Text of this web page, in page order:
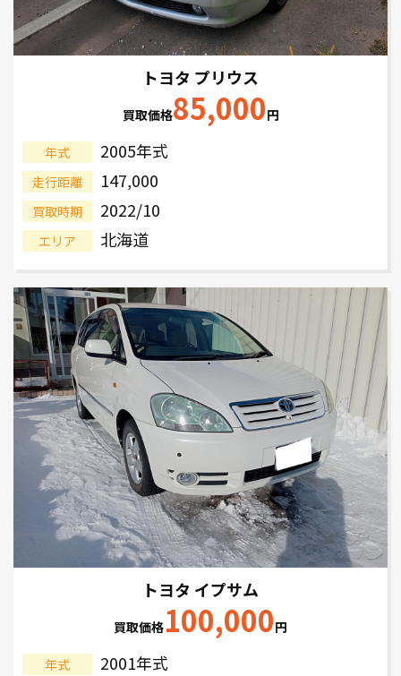
トヨタ プリウス
買取価格85,000円
年式 2005年式
走行距離 147,000
買取時期 2022/10
エリア 北海道
トヨタ イプサム
買取価格100,000円
年式 2001年式